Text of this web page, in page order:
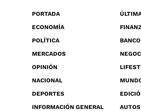
PORTADA
ECONOMÍA
POLÍTICA
MERCADOS
OPINIÓN
NACIONAL
DEPORTES
INFORMACIÓN GENERAL
AUTOS